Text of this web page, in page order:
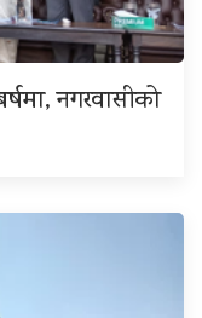
नगरवासीको